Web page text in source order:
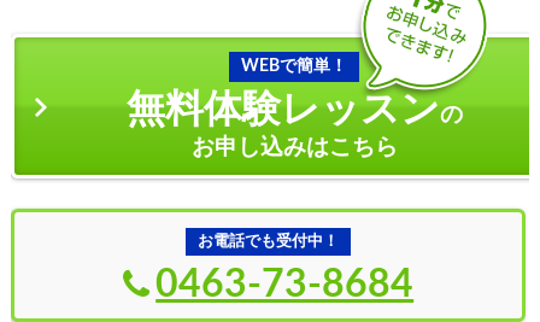
WEBで簡単！
無料体験レッスンの
お申し込みはこちら
お電話でも受付中！
0463-73-8684